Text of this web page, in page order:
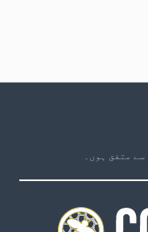
متفق ہوں۔